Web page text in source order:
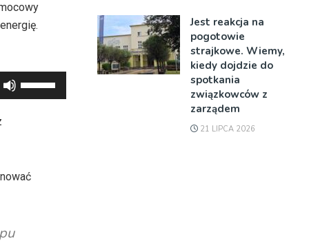
strzałek
Jest reakcja na
pogotowie
strajkowe. Wiemy,
kiedy dojdzie do
spotkania
związkowców z
zarządem
21 LIPCA 2026